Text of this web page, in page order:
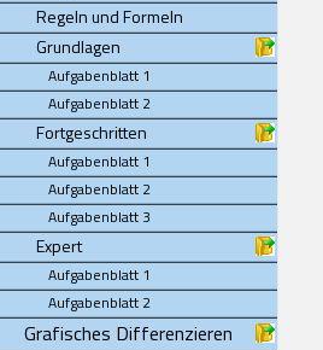
Regeln und Formeln
Grundlagen
Aufgabenblatt 1
Aufgabenblatt 2
Fortgeschritten
Aufgabenblatt 1
Aufgabenblatt 2
Aufgabenblatt 3
Expert
Aufgabenblatt 1
Aufgabenblatt 2
Grafisches Differenzieren